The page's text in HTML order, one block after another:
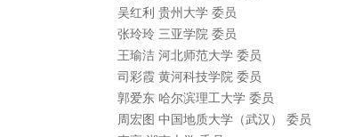
吴红利 贵州大学 委员
张玲玲 三亚学院 委员
王瑜洁 河北师范大学 委员
司彩霞 黄河科技学院 委员
郭爱东 哈尔滨理工大学 委员
周宏图 中国地质大学（武汉） 委员